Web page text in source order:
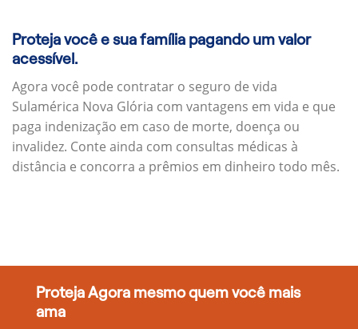
Proteja você e sua família pagando um valor
acessível.
Agora você pode contratar o seguro de vida
Sulamérica Nova Glória com vantagens em vida e que
paga indenização em caso de morte, doença ou
invalidez. Conte ainda com consultas médicas à
distância e concorra a prêmios em dinheiro todo mês.
Proteja Agora mesmo quem você mais
ama